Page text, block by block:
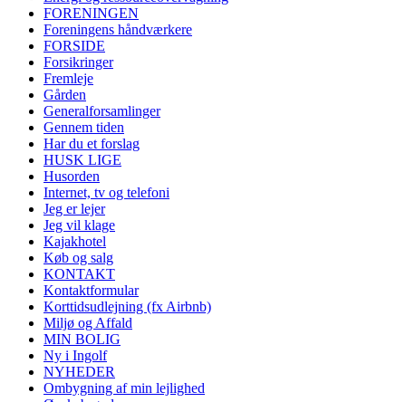
FORENINGEN
Foreningens håndværkere
FORSIDE
Forsikringer
Fremleje
Gården
Generalforsamlinger
Gennem tiden
Har du et forslag
HUSK LIGE
Husorden
Internet, tv og telefoni
Jeg er lejer
Jeg vil klage
Kajakhotel
Køb og salg
KONTAKT
Kontaktformular
Korttidsudlejning (fx Airbnb)
Miljø og Affald
MIN BOLIG
Ny i Ingolf
NYHEDER
Ombygning af min lejlighed